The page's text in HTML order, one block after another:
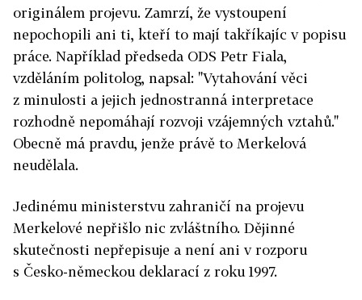
originálem projevu. Zamrzí, že vystoupení
nepochopili ani ti, kteří to mají takříkajíc v popisu
práce. Například předseda ODS Petr Fiala,
vzděláním politolog, napsal: "Vytahování věci
z minulosti a jejich jednostranná interpretace
rozhodně nepomáhají rozvoji vzájemných vztahů."
Obecně má pravdu, jenže právě to Merkelová
neudělala.
Jedinému ministerstvu zahraničí na projevu
Merkelové nepřišlo nic zvláštního. Dějinné
skutečnosti nepřepisuje a není ani v rozporu
s Česko-německou deklarací z roku 1997.